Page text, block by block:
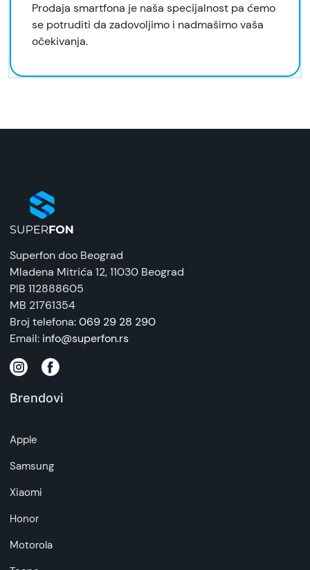
Prodaja smartfona je naša specijalnost pa ćemo
se potruditi da zadovoljimo i nadmašimo vaša
očekivanja.
Superfon doo Beograd
Mladena Mitrića 12, 11030 Beograd
PIB 112888605
MB 21761354
Broj telefona:069 29 28 290
Email: info@superfon.rs
Brendovi
Apple
Samsung
Xiaomi
Honor
Motorola